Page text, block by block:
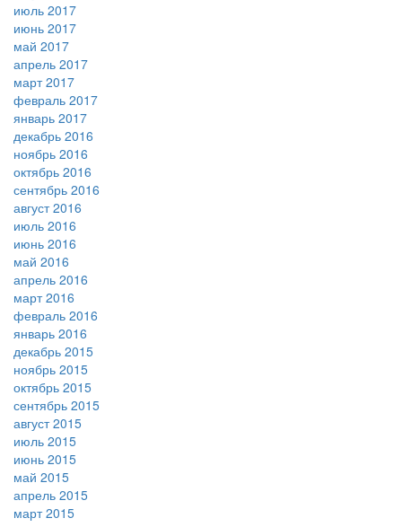
июль 2017
июнь 2017
май 2017
апрель 2017
март 2017
февраль 2017
январь 2017
декабрь 2016
ноябрь 2016
октябрь 2016
сентябрь 2016
август 2016
июль 2016
июнь 2016
май 2016
апрель 2016
март 2016
февраль 2016
январь 2016
декабрь 2015
ноябрь 2015
октябрь 2015
сентябрь 2015
август 2015
июль 2015
июнь 2015
май 2015
апрель 2015
март 2015